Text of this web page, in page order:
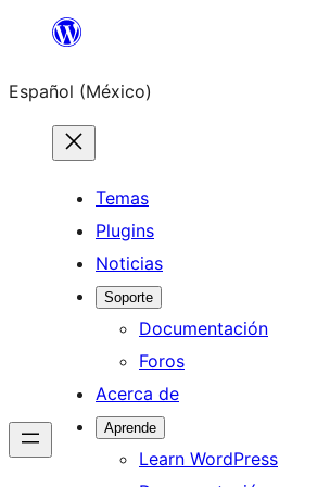
Saltar
contenido
Español (México)
Temas
Plugins
Noticias
Soporte
Documentación
Foros
Acerca de
Aprende
Learn WordPress